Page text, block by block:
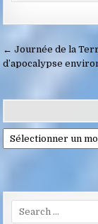
de
l’article
← Journée de la
d’apocalypse
Archives
Search
for: